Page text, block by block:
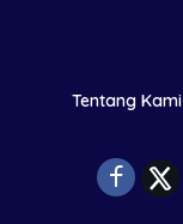
Tentang Kami